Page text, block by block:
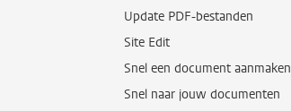
Update PDF-bestanden
Site Edit
Snel een document aanmaken
Snel naar jouw documenten